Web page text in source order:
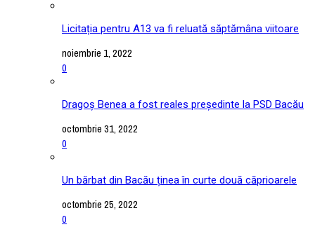
Licitația pentru A13 va fi reluată săptămâna viitoare
noiembrie 1, 2022
0
Dragoș Benea a fost reales președinte la PSD Bacău
octombrie 31, 2022
0
Un bărbat din Bacău ținea în curte două căprioarele
octombrie 25, 2022
0